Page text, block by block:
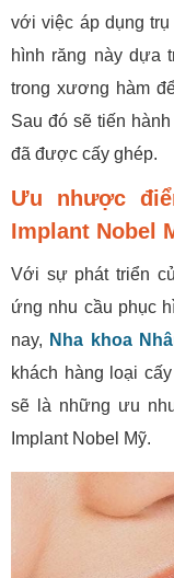
với việc áp dụng
hình răng này dựa
trong xương hàm
Sau đó sẽ tiến
đã được cấy ghép.
Ưu nhược
Implant Nobel
Với sự phát triển
ứng nhu cầu phục
nay, Nha khoa
khách hàng loại
sẽ là những ưu
Implant Nobel Mỹ.